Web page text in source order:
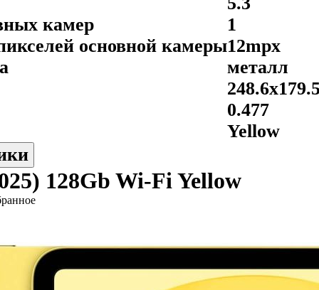
камер
1
основной камеры12mpx
металл
0.477
Yellow
128Gb Wi-Fi Yellow